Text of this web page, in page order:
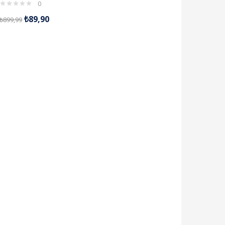
0
₺899,99 ₺89,90